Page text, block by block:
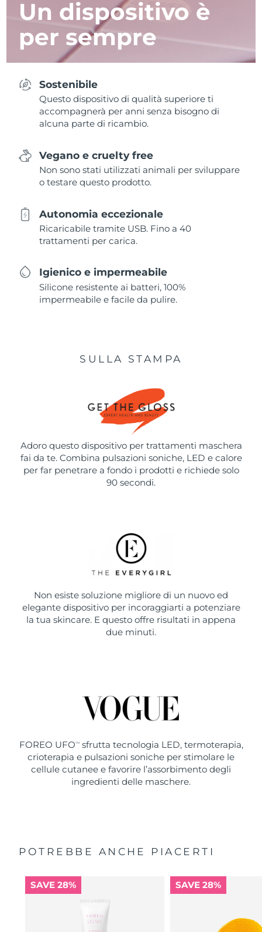
Un dispositivo è
per sempre
Sostenibile
Questo dispositivo di qualità superiore ti
accompagnerà per anni senza bisogno di
alcuna parte di ricambio.
Vegano e cruelty free
Non sono stati utilizzati animali per sviluppare
o testare questo prodotto.
Autonomia eccezionale
Ricaricabile tramite USB. Fino a 40
trattamenti per carica.
Igienico e impermeabile
Silicone resistente ai batteri, 100%
impermeabile e facile da pulire.
SULLA STAMPA
Adoro questo dispositivo per trattamenti maschera
fai da te. Combina pulsazioni soniche, LED e calore
per far penetrare a fondo i prodotti e richiede solo
90 secondi.
Non esiste soluzione migliore di un nuovo ed
elegante dispositivo per incoraggiarti a potenziare
la tua skincare. E questo offre risultati in appena
due minuti.
FOREO UFO TMsfrutta tecnologia LED, termoterapia,
crioterapia e pulsazioni soniche per stimolare le
cellule cutanee e favorire l’assorbimento degli
ingredienti delle maschere.
POTREBBE ANCHE PIACERTI
SAVE 28% SAVE 28%